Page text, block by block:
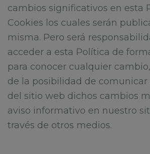
cambios significativos en esta
Cookies los cuales serán
misma. Pero será
acceder a esta Política de
para conocer cualquier
de la posibilidad de comunicar
del sitio web dichos cambios
aviso informativo en nuestro
través de otros medios.